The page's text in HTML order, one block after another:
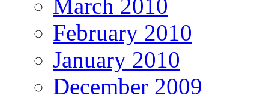
March 2010
February 2010
January 2010
December 2009